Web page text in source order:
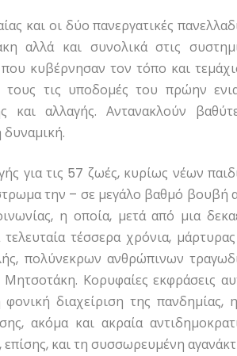
και οι δύο πανεργατικές
αλλά και συνολικά στις
κυβέρνησαν τον τόπο και
τις υποδομές του πρώην
αλλαγής. Αντανακλούν
δυναμική.
για τις 57 ζωές, κυρίως νέων
την – σε μεγάλο βαθμό βουβή
η οποία, μετά από μια
τέσσερα χρόνια,
πολύνεκρων ανθρώπινων
Μητσοτάκη. Κορυφαίες εκφράσεις
διαχείριση της πανδημίας,
ακόμα και ακραία
και τη συσσωρευμένη